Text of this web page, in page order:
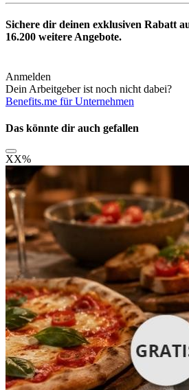
Sichere dir deinen exklusiven Rabatt
16.200 weitere Angebote.
Anmelden
Dein Arbeitgeber ist noch nicht dabei?
Benefits.me für Unternehmen
Das könnte dir auch gefallen
XX%